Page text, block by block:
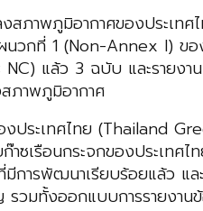
สภาพภูมิอากาศของประเทศ
ผนวกที่ 1 (Non-Annex I)
แล้ว 3 ฉบับ และรายง
ภาพภูมิอากาศ
งประเทศไทย (Thailand
าซเรือนกระจกของประเ
มีการพัฒนาเรียบร้อยแล้ว
รวมทั้งออกแบบการรายงา